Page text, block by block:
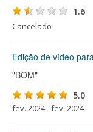
1.6
Cancelado
Edição de vídeo
"BOM"
5.0
fev. 2024 - fev. 2024